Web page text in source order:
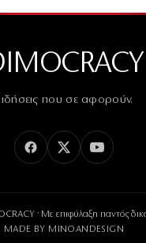
που σε αφορούν.
· Με επιφύλαξη παντός
MADE BY MINOANDESIGN